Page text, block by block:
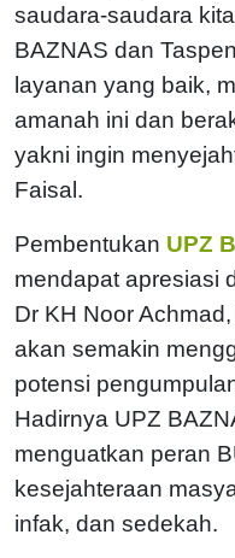
saudara-saudara
BAZNAS dan
layanan yang baik,
amanah ini dan
yakni ingin
Faisal.
Pembentukan UPZ
mendapat apresiasi
Dr KH Noor
akan semakin
potensi
Hadirnya UPZ
menguatkan peran
kesejahteraan
infak, dan sedekah.